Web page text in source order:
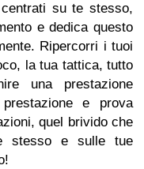
su te stesso,
e dedica questo
Ripercorri i tuoi
la tua tattica, tutto
una prestazione
e prova
quel brivido che
stesso e sulle tue